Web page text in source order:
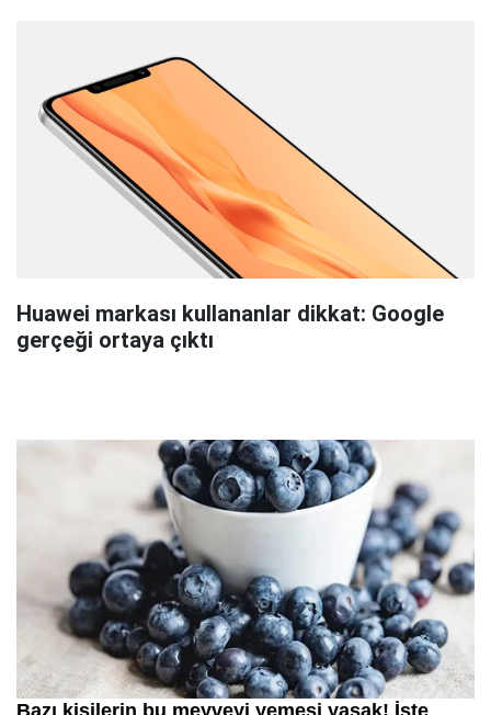
Huawei markası kullananlar dikkat: Google
gerçeği ortaya çıktı